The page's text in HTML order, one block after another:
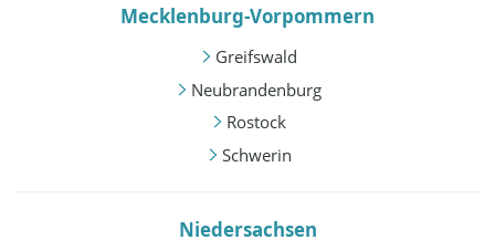
Mecklenburg-Vorpommern
Greifswald
Neubrandenburg
Rostock
Schwerin
Niedersachsen